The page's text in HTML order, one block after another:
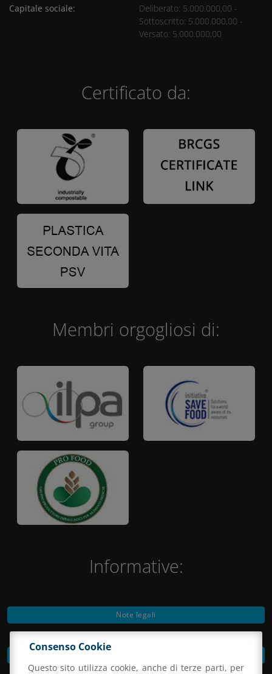
Capitale sociale:
Deliberato: 5.000.000,00 -
Sottoscritto: 5.000.000,00 -
Versato: 5.000.000,00
Certificato da:
Membri orgogliosi di:
Informative:
Note legali
Consenso Cookie
Questo sito utilizza cookie, anche di terze parti, per